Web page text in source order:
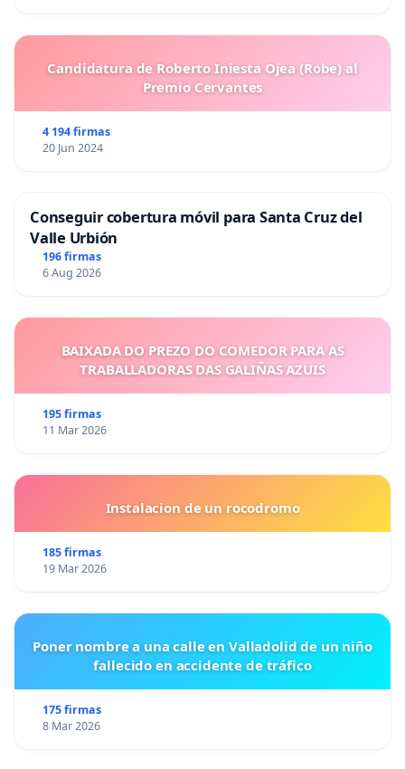
Candidatura de Roberto Iniesta Ojea (Robe) al
Premio Cervantes
4 194 firmas
20 Jun 2024
Conseguir cobertura móvil para Santa Cruz del
Valle Urbión
196 firmas
6 Aug 2026
BAIXADA DO PREZO DO COMEDOR PARA AS
TRABALLADORAS DAS GALIÑAS AZUIS
195 firmas
11 Mar 2026
Instalacion de un rocodromo
185 firmas
19 Mar 2026
Poner nombre a una calle en Valladolid de un niño
fallecido en accidente de tráfico
175 firmas
8 Mar 2026